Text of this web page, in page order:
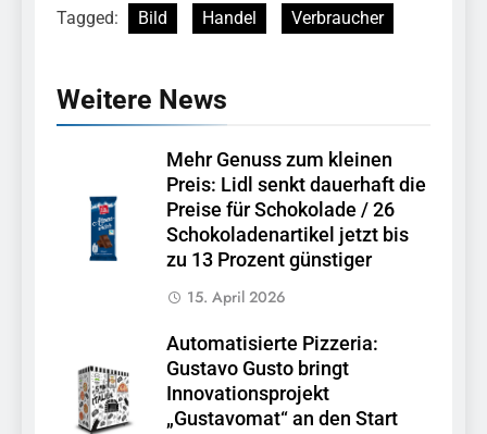
Tagged: Bild Handel Verbraucher
Weitere News
Mehr Genuss zum kleinen
Preis: Lidl senkt dauerhaft die
Preise für Schokolade / 26
Schokoladenartikel jetzt bis
zu 13 Prozent günstiger
15. April 2026
Automatisierte Pizzeria:
Gustavo Gusto bringt
Innovationsprojekt
„Gustavomat“ an den Start